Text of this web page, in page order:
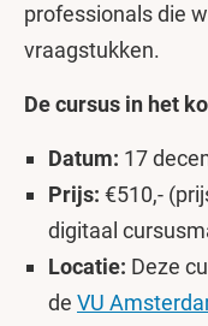
professionals die
vraagstukken.
De cursus in het
Datum: 17
Prijs: €510,-
digitaal
Locatie: Deze
de VU